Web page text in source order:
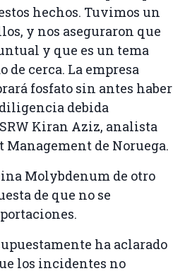
hechos. Tuvimos un
y nos aseguraron que
y que es un tema
de cerca. La empresa
fosfato sin antes haber
debida
Kiran Aziz, analista
Management de Noruega.
Molybdenum de otro
de que no se
ha aclarado
los incidentes no